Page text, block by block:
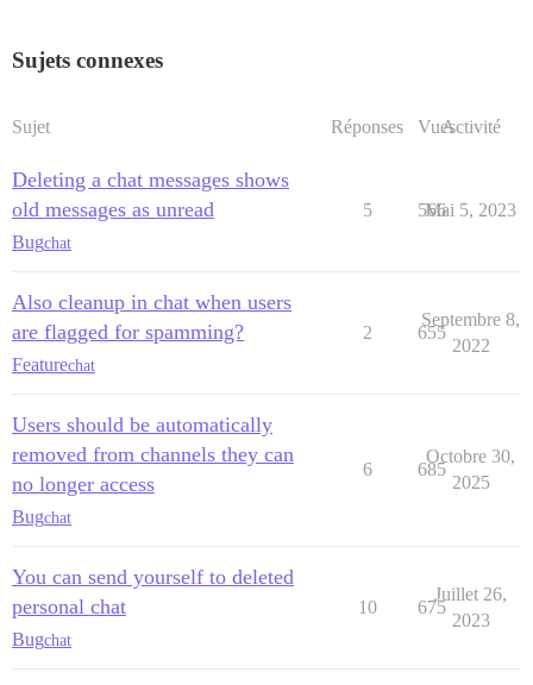
Sujets connexes
Sujet Réponses VuesActivité
Deleting a chat messages shows
old messages as unread
Bugchat
5 566
Mai 5, 2023
Also cleanup in chat when users
are flagged for spamming?
Featurechat
2 655
Septembre 8,
2022
Users should be automatically
removed from channels they can
no longer access
Bugchat
6 685
Octobre 30,
2025
You can send yourself to deleted
personal chat
Bugchat
10 675
Juillet 26,
2023